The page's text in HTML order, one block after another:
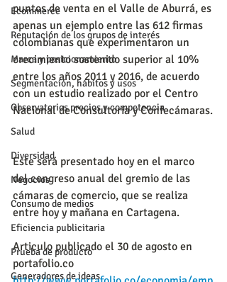
Ecommerce
Reputación de los grupos de interés
Marca y posicionamiento
Segmentación, hábitos y usos
Observatorios precios y competencia
Salud
Diversidad
Negocios
Consumo de medios
Eficiencia publicitaria
Prueba de producto
Generadores de ideas
puntos de venta en el Valle de Aburrá, es
apenas un ejemplo entre las 612 firmas
colombianas que experimentaron un
crecimiento sostenido superior al 10%
entre los años 2011 y 2016, de acuerdo
con un estudio realizado por el Centro
Nacional de Consultoría y Confecámaras.
Este será presentado hoy en el marco
del congreso anual del gremio de las
cámaras de comercio, que se realiza
entre hoy y mañana en Cartagena.
Articulo publicado el 30 de agosto en
portafolio.co